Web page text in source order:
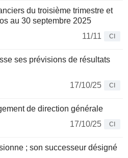
du troisième trimestre et
au 30 septembre 2025
11/11
CI
ses prévisions de résultats
17/10/25
CI
de direction générale
17/10/25
CI
; son successeur désigné